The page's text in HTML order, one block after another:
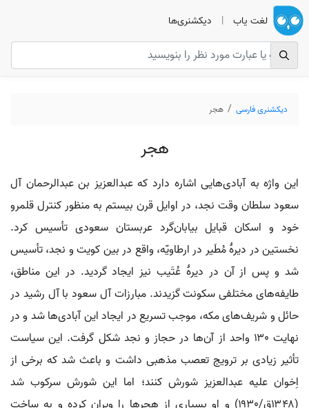
لغت یاب | دیکشنری‌ها
دیکشنری فارسی هجر
هجر
این واژه به آبادی‌هایی اشاره دارد که عبدالعزیز بن عبدالرحمان آل
سعود سلطان وقت نجد، در اوایل قرن بیستم به منظور کنترل قلمرو
خود و اسکان قبایل بیابان‌گرد عربستان سعودی تأسیس کرد.
نخستین در دیرۀ مُطَیر در ارطاویّه، واقع در بین کویت و نجد، تأسیس
شد و پس از آن در دیرۀ عُتَیب نیز ایجاد گردید. در این مناطق،
طایفه‌های مختلفی سکونت گزیدند. مبارزات آل سعود با آل رشید در
حائل و شریف‌های مکه، موجب تسریع در ایجاد این آبادی‌ها شد و در
نهایت ۱۳۰ واحد از آن‌ها در حجاز و نجد شکل گرفت. این سیاست
تأثیر زیادی بر ترویج تعصب مذهبی داشت و باعث شد که برخی از
اِخوان علیه عبدالعزیز شورش کنند؛ اما این شورش سرکوب شد